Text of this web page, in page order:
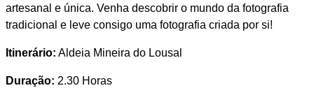
artesanal e única. Venha descobrir o mundo da fotografia
tradicional e leve consigo uma fotografia criada por si!
Itinerário: Aldeia Mineira do Lousal
Duração: 2.30 Horas